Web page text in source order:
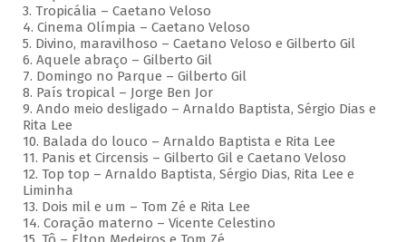
3. Tropicália – Caetano Veloso
4. Cinema Olímpia – Caetano Veloso
5. Divino, maravilhoso – Caetano Veloso e Gilberto Gil
6. Aquele abraço – Gilberto Gil
7. Domingo no Parque – Gilberto Gil
8. País tropical – Jorge Ben Jor
9. Ando meio desligado – Arnaldo Baptista, Sérgio Dias e
Rita Lee
10. Balada do louco – Arnaldo Baptista e Rita Lee
11. Panis et Circensis – Gilberto Gil e Caetano Veloso
12. Top top – Arnaldo Baptista, Sérgio Dias, Rita Lee e
Liminha
13. Dois mil e um – Tom Zé e Rita Lee
14. Coração materno – Vicente Celestino